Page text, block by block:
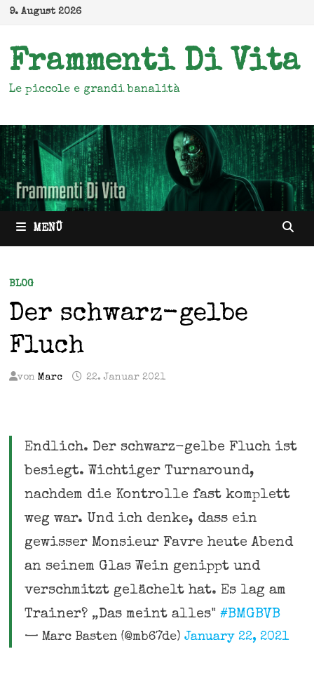
Zum
springen
9. August 2026
Frammenti Di Vita
Le piccole e grandi banalità
MENÜ
BLOG
Der schwarz-gelbe
Fluch
von Marc 22. Januar 2021
Endlich. Der schwarz-gelbe Fluch ist
besiegt. Wichtiger Turnaround,
nachdem die Kontrolle fast komplett
weg war. Und ich denke, dass ein
gewisser Monsieur Favre heute Abend
an seinem Glas Wein genippt und
verschmitzt gelächelt hat. Es lag am
Trainer? „Das meint alles" #BMGBVB
— Marc Basten (@mb67de) January 22, 2021